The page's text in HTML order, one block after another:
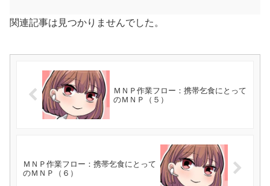
関連記事は見つかりませんでした。
ＭＮＰ作業フロー：携帯乞食にとって
のＭＮＰ（５）
ＭＮＰ作業フロー：携帯乞食にとって
のＭＮＰ（６）